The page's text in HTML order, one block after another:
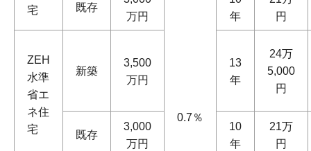
宅
0.7％
既存
万円
年
円
ZEH
水準
省エ
ネ住
宅
新築
3,500
万円
13
年
24万
5,000
円
既存
3,000
万円
10
年
21万
円